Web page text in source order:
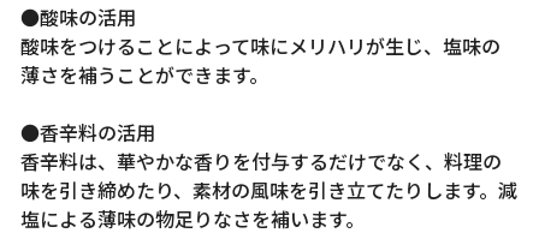
●酸味の活用
酸味をつけることによって味にメリハリが生じ、塩味の
薄さを補うことができます。
●香辛料の活用
香辛料は、華やかな香りを付与するだけでなく、料理の
味を引き締めたり、素材の風味を引き立てたりします。減
塩による薄味の物足りなさを補います。